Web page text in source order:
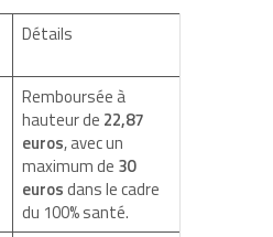
Détails
Remboursée à
hauteur de 22,87
euros, avec un
maximum de 30
eurosdans le cadre
du 100% santé.